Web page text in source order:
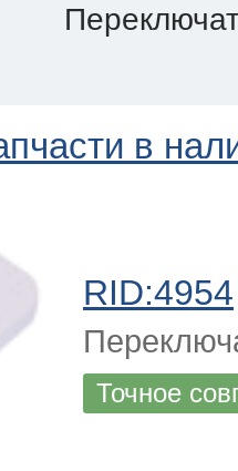
в
RID:4954
Точное